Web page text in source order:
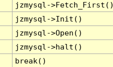
jzmysql-
jzmysql->Init()
jzmysql->Open()
jzmysql->halt()
break()